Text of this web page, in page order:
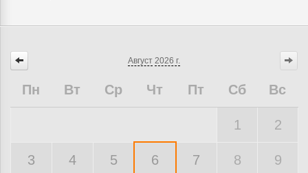
Август 2026 г.
Пн Вт Ср Чт Пт Сб Вс
1 2
3 4 5 6 7 8 9